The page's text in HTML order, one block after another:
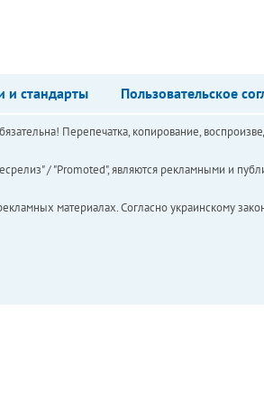
и стандарты Пользовательское
Перепечатка, копирование,
/ "Promoted", являются рекламными и
материалах. Согласно украинскому